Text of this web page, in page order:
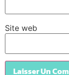
Site web